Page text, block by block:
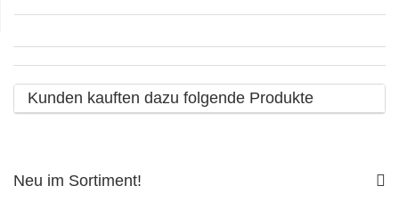
Kunden kauften dazu folgende Produkte
Neu im Sortiment!